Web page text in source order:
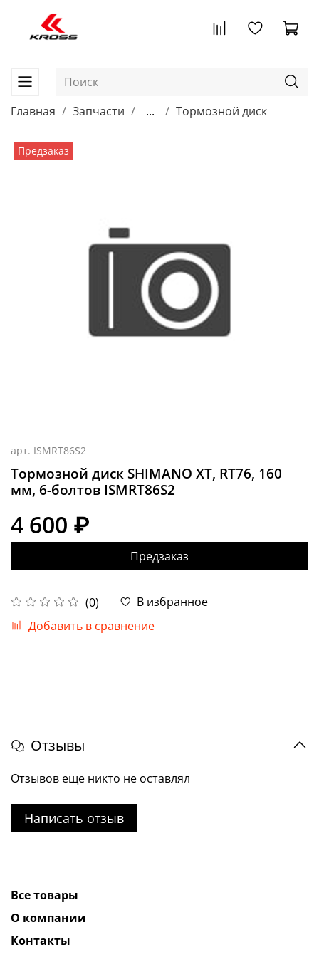
Главная Запчасти ... Тормозной диск
Предзаказ
арт. ISMRT86S2
Тормозной диск SHIMANO XT, RT76, 160
мм, 6-болтов ISMRT86S2
(0)
В избранное
Добавить в сравнение
4 600 ₽
Предзаказ
Отзывы
Отзывов еще никто не оставлял
Написать отзыв
Все товары
О компании
Контакты